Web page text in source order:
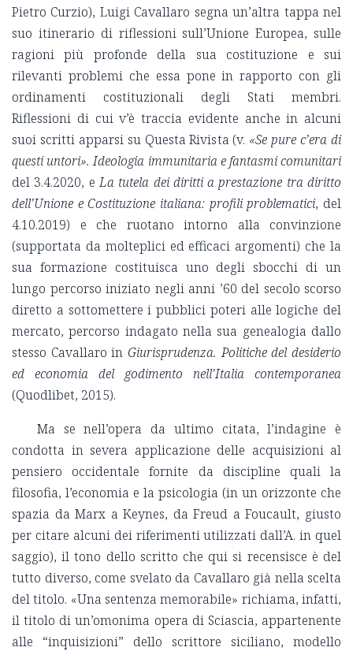
Pietro Curzio), Luigi Cavallaro segna un’altra tappa nel
suo itinerario di riflessioni sull’Unione Europea, sulle
ragioni più profonde della sua costituzione e sui
rilevanti problemi che essa pone in rapporto con gli
ordinamenti costituzionali degli Stati membri.
Riflessioni di cui v’è traccia evidente anche in alcuni
suoi scritti apparsi su Questa Rivista (v. «Se pure c’era di
questi untori». Ideologia immunitaria e fantasmi comunitari
del 3.4.2020, eLa tutela dei diritti a prestazione tra diritto
dell’Unione e Costituzione italiana: profili problematici, del
4.10.2019) e che ruotano intorno alla convinzione
(supportata da molteplici ed efficaci argomenti) che la
sua formazione costituisca uno degli sbocchi di un
lungo percorso iniziato negli anni ’60 del secolo scorso
diretto a sottomettere i pubblici poteri alle logiche del
mercato, percorso indagato nella sua genealogia dallo
stesso Cavallaro in Giurisprudenza. Politiche del desiderio
ed economia del godimento nell’Italia contemporanea
(Quodlibet, 2015).
Ma se nell’opera da ultimo citata, l’indagine è
condotta in severa applicazione delle acquisizioni al
pensiero occidentale fornite da discipline quali la
filosofia, l’economia e la psicologia (in un orizzonte che
spazia da Marx a Keynes, da Freud a Foucault, giusto
per citare alcuni dei riferimenti utilizzati dall’A. in quel
saggio), il tono dello scritto che qui si recensisce è del
tutto diverso, come svelato da Cavallaro già nella scelta
del titolo. «Una sentenza memorabile» richiama, infatti,
il titolo di un’omonima opera di Sciascia, appartenente
alle “inquisizioni” dello scrittore siciliano, modello